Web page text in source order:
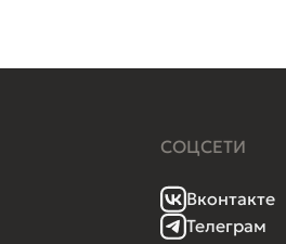
СОЦСЕТИ
Вконтакте
Телеграм